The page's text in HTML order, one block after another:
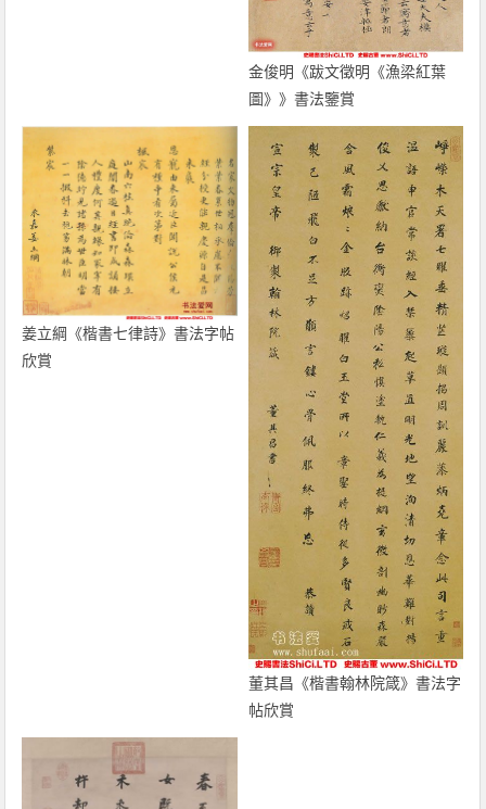
金俊明《跋文徵明《漁梁紅葉
圖》》書法鑒賞
姜立綱《楷書七律詩》書法字帖
欣賞
董其昌《楷書翰林院箴》書法字
帖欣賞